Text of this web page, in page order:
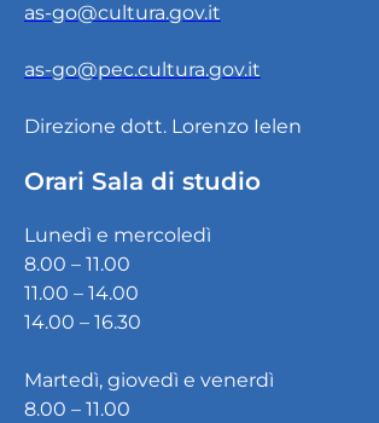
as-go@cultura.gov.it
as-go@pec.cultura.gov.it
Direzione dott. Lorenzo Ielen
Orari Sala di studio
Lunedì e mercoledì
8.00 – 11.00
11.00 – 14.00
14.00 – 16.30
Martedì, giovedì e venerdì
8.00 – 11.00